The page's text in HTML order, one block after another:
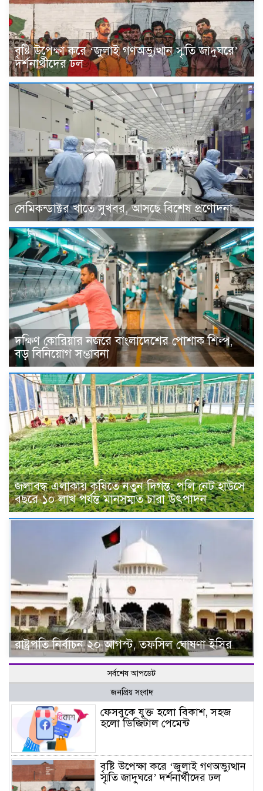
বৃষ্টি উপেক্ষা করে ‘জুলাই গণঅভ্যুত্থান স্মৃতি জাদুঘরে’
দর্শনার্থীদের ঢল
সেমিকন্ডাক্টর খাতে সুখবর, আসছে বিশেষ প্রণোদনা
দক্ষিণ কোরিয়ার নজরে বাংলাদেশের পোশাক শিল্প,
বড় বিনিয়োগ সম্ভাবনা
জলাবদ্ধ এলাকায় কৃষিতে নতুন দিগন্ত: পলি নেট হাউসে
বছরে ১০ লাখ পর্যন্ত মানসম্মত চারা উৎপাদন
রাষ্ট্রপতি নির্বাচন ২০ আগস্ট, তফসিল ঘোষণা ইসির
সর্বশেষ আপডেট
জনপ্রিয় সংবাদ
ফেসবুকে যুক্ত হলো বিকাশ, সহজ
হলো ডিজিটাল পেমেন্ট
বৃষ্টি উপেক্ষা করে ‘জুলাই গণঅভ্যুত্থান
স্মৃতি জাদুঘরে’ দর্শনার্থীদের ঢল